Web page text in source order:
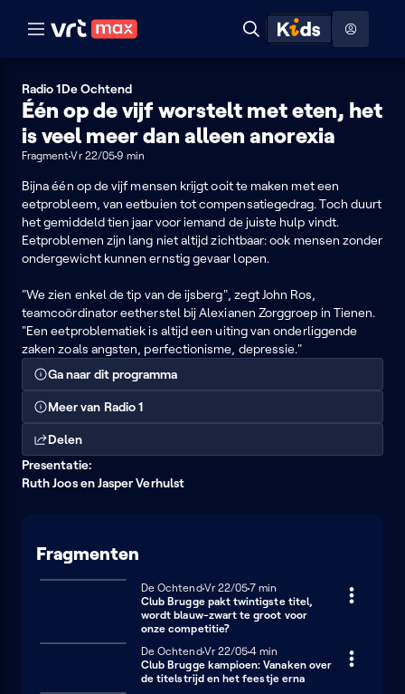
Naar hoofdinhoud Naar audiodescriptie Naar help
Zoeken
ontdekken
Radio 1De Ochtend
Één op de vijf worstelt met eten, het
is veel meer dan alleen anorexia
FragmentVr 22/059 min
Bijna één op de vijf mensen krijgt ooit te maken met een
eetprobleem, van eetbuien tot compensatiegedrag. Toch duurt
het gemiddeld tien jaar voor iemand de juiste hulp vindt.
Eetproblemen zijn lang niet altijd zichtbaar: ook mensen zonder
ondergewicht kunnen ernstig gevaar lopen.
"We zien enkel de tip van de ijsberg", zegt John Ros,
teamcoördinator eetherstel bij Alexianen Zorggroep in Tienen.
"Een eetproblematiek is altijd een uiting van onderliggende
zaken zoals angsten, perfectionisme, depressie."
Ga naar dit programma
Meer van Radio 1
Delen
Presentatie:
Ruth Joos en Jasper Verhulst
Fragmenten
De OchtendVrijdag 22 mei
Vr 22/057 minuten
7 min
Club Brugge pakt twintigste titel,
wordt blauw-zwart te groot voor
onze competitie?
De OchtendVrijdag 22 mei
Vr 22/054 minuten
4 min
Club Brugge kampioen: Vanaken over
de titelstrijd en het feestje erna